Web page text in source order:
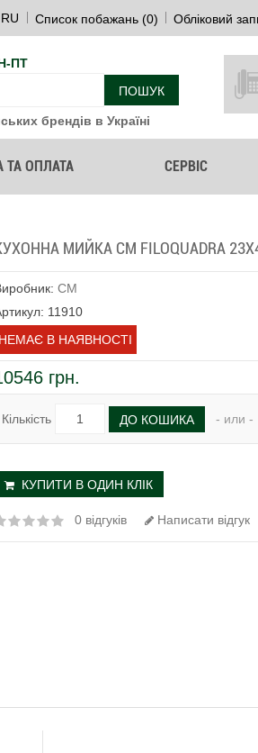
RU Список побажань (0) Обліковий
ПТ
ПОШУК
брендів в Україні
ТА ОПЛАТА СЕРВІС
МИЙКА CM FILOQUADRA
CM
11910
НЕМАЄ В НАЯВНОСТІ
грн.
Кількість ДО КОШИКА - или -
КУПИТИ В ОДИН КЛІК
0 відгуків Написати відгук